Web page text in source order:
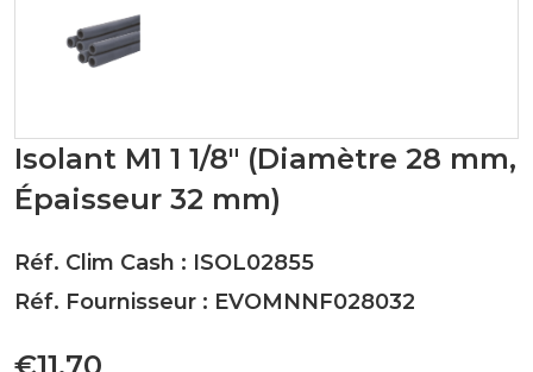
Isolant M1 1 1/8" (Diamètre 28 mm,
Épaisseur 32 mm)
Réf. Clim Cash : ISOL02855
Réf. Fournisseur : EVOMNNF028032